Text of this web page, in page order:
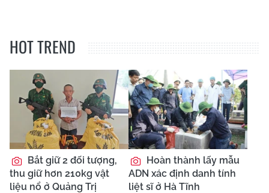
HOT TREND
Bắt giữ 2 đối tượng,
thu giữ hơn 210kg vật
liệu nổ ở Quảng Trị
Hoàn thành lấy mẫu
ADN xác định danh tính
liệt sĩ ở Hà Tĩnh